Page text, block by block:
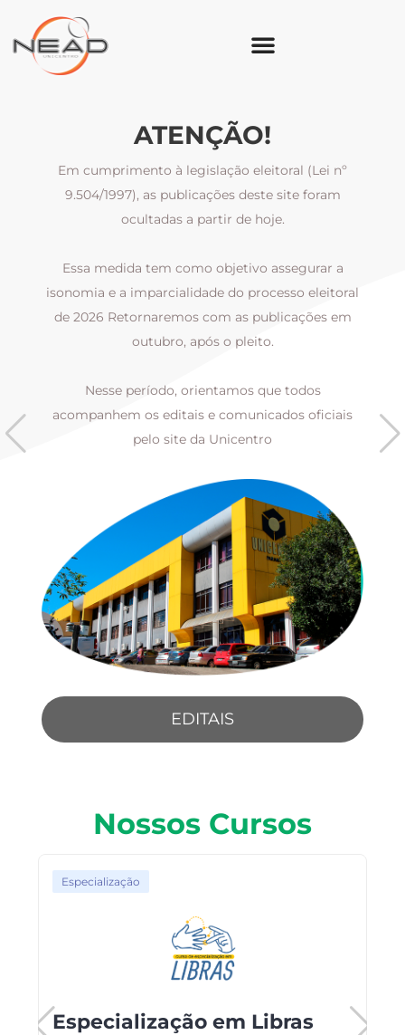
ATENÇÃO!
Em cumprimento à legislação eleitoral (Lei nº
9.504/1997), as publicações deste site foram
ocultadas a partir de hoje.
Essa medida tem como objetivo assegurar a
isonomia e a imparcialidade do processo eleitoral
de 2026 Retornaremos com as publicações em
outubro, após o pleito.
Nesse período, orientamos que todos
acompanhem os editais e comunicados oficiais
pelo site da Unicentro
EDITAIS
Nossos Cursos
Especialização
Especialização em Libras